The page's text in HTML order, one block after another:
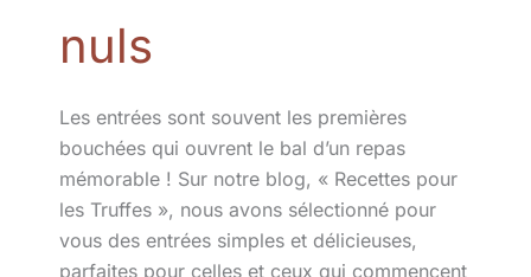
nuls
Les entrées sont souvent les premières
bouchées qui ouvrent le bal d’un repas
mémorable ! Sur notre blog, « Recettes pour
les Truffes », nous avons sélectionné pour
vous des entrées simples et délicieuses,
parfaites pour celles et ceux qui commencent